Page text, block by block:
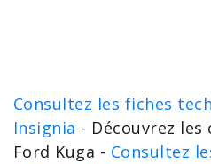
Consultez les fiches
Insignia - Découvrez
Ford Kuga - Consultez